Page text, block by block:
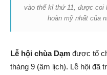
vào thế kỉ thứ 11, được coi
hoàn mỹ nhất của
Lễ hội chùa Dạm được tổ
tháng 9 (âm lịch). Lễ hội đã